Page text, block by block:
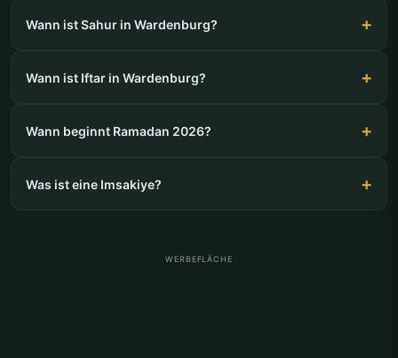
Wann ist Sahur in Wardenburg?
Wann ist Iftar in Wardenburg?
Wann beginnt Ramadan 2026?
Was ist eine Imsakiye?
WERBEFLÄCHE